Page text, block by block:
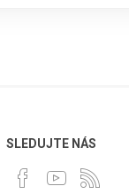
SLEDUJTE NÁS